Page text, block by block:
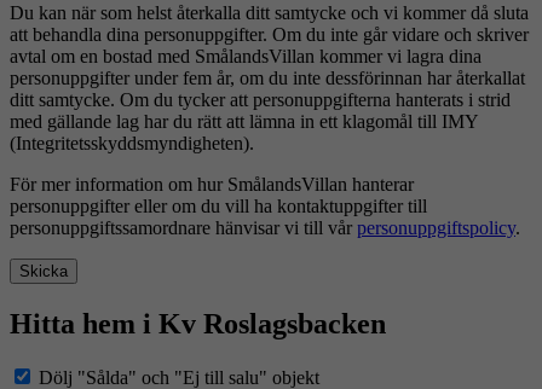
Du kan när som helst återkalla ditt samtycke och vi kommer då sluta
att behandla dina personuppgifter. Om du inte går vidare och skriver
avtal om en bostad med SmålandsVillan kommer vi lagra dina
personuppgifter under fem år, om du inte dessförinnan har återkallat
ditt samtycke. Om du tycker att personuppgifterna hanterats i strid
med gällande lag har du rätt att lämna in ett klagomål till IMY
(Integritetsskyddsmyndigheten).
För mer information om hur SmålandsVillan hanterar
personuppgifter eller om du vill ha kontaktuppgifter till
personuppgiftssamordnare hänvisar vi till vår personuppgiftspolicy.
Skicka
Hitta hem i Kv Roslagsbacken
Dölj "Sålda" och "Ej till salu" objekt